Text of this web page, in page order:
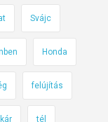
Svájc
Honda
felújítás
kár tél